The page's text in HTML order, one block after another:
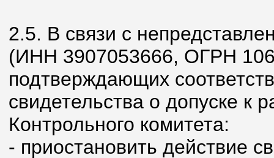
2.5. В связи с
(ИНН 3907053666, ОГРН
подтверждающих
свидетельства о допуске к
Контрольного комитета:
- приостановить действие